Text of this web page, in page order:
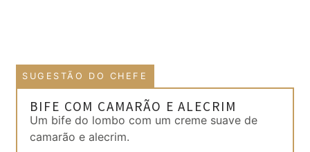
SUGESTÃO DO CHEFE
BIFE COM CAMARÃO E ALECRIM
Um bife do lombo com um creme suave de
camarão e alecrim.